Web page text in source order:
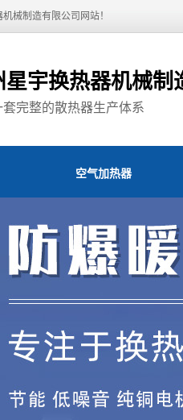
械制造有限公司网站！
星宇换热器机械制
套完整的散热器生产体系
空气加热器